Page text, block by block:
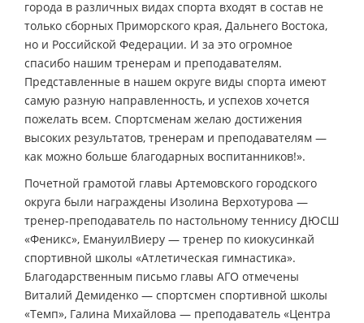
города в различных видах спорта входят в состав не
только сборных Приморского края, Дальнего Востока,
но и Российской Федерации. И за это огромное
спасибо нашим тренерам и преподавателям.
Представленные в нашем округе виды спорта имеют
самую разную направленность, и успехов хочется
пожелать всем. Спортсменам желаю достижения
высоких результатов, тренерам и преподавателям —
как можно больше благодарных воспитанников!».
Почетной грамотой главы Артемовского городского
округа были награждены Изолина Верхотурова —
тренер-преподаватель по настольному теннису ДЮСШ
«Феникс», ЕмануилВиеру — тренер по киокусинкай
спортивной школы «Атлетическая гимнастика».
Благодарственным письмо главы АГО отмечены
Виталий Демиденко — спортсмен спортивной школы
«Темп», Галина Михайлова — преподаватель «Центра